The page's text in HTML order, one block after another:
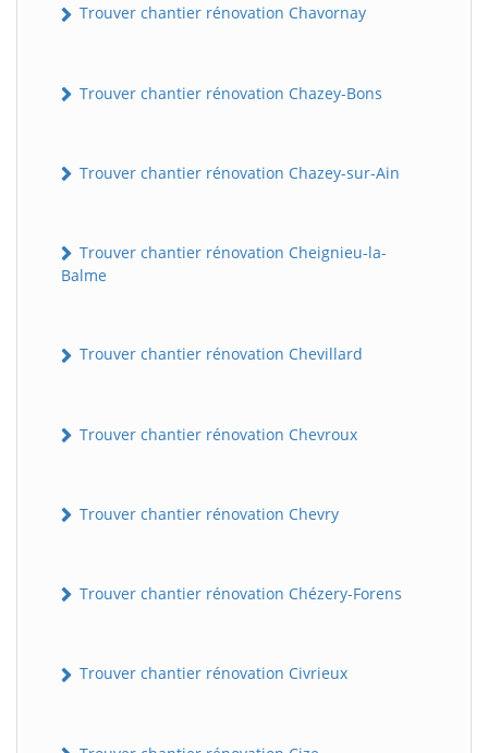
Trouver chantier rénovation Chavornay
Trouver chantier rénovation Chazey-Bons
Trouver chantier rénovation Chazey-sur-Ain
Trouver chantier rénovation Cheignieu-la-
Balme
Trouver chantier rénovation Chevillard
Trouver chantier rénovation Chevroux
Trouver chantier rénovation Chevry
Trouver chantier rénovation Chézery-Forens
Trouver chantier rénovation Civrieux